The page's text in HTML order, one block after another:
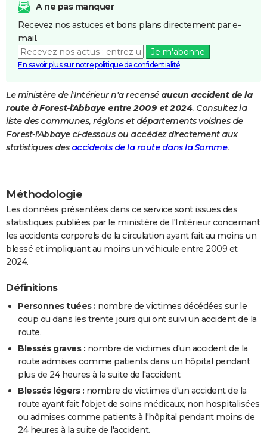
Destinations
City break
Voyage nature
Voyage de noces
Forum
Climat
PHOTO
GUIDES D'ACHAT
BONS PLANS
Carte de Noël
Carte Bonne année
Carte Saint-Valentin
Carte Pâques
Carte d'anniversaire
DICTIONNAIRE
Dictionnaire
Biographies
Citations
Expressions
Proverbes
PROGRAMME TV
FORUM
Bricolage
Television
A ne pas manquer
Recevez nos astuces et bons plans directement par e-
mail.
Je m'abonne
En savoir plus sur notre politique de confidentialité
Le ministère de l'Intérieur n'a recensé aucun accident de la
route à Forest-l'Abbaye entre 2009 et 2024. Consultez la
liste des communes, régions et départements voisines de
Forest-l'Abbaye ci-dessous ou accédez directement aux
statistiques des accidents de la route dans la Somme.
Méthodologie
Les données présentées dans ce service sont issues des
statistiques publiées par le ministère de l'Intérieur concernant
les accidents corporels de la circulation ayant fait au moins un
blessé et impliquant au moins un véhicule entre 2009 et
2024.
Définitions
Personnes tuées : nombre de victimes décédées sur le
coup ou dans les trente jours qui ont suivi un accident de la
route.
Blessés graves : nombre de victimes d'un accident de la
route admises comme patients dans un hôpital pendant
plus de 24 heures à la suite de l'accident.
Blessés légers : nombre de victimes d'un accident de la
route ayant fait l'objet de soins médicaux, non hospitalisées
ou admises comme patients à l'hôpital pendant moins de
24 heures à la suite de l'accident.